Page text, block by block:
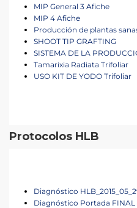
MIP General 3 Afiche
MIP 4 Afiche
Producción de plantas
SHOOT TIP GRAFTING
SISTEMA DE LA
Tamarixia Radiata Trifoliar
USO KIT DE YODO Trifoliar
Protocolos HLB
Diagnóstico
Diagnóstico Portada FINAL